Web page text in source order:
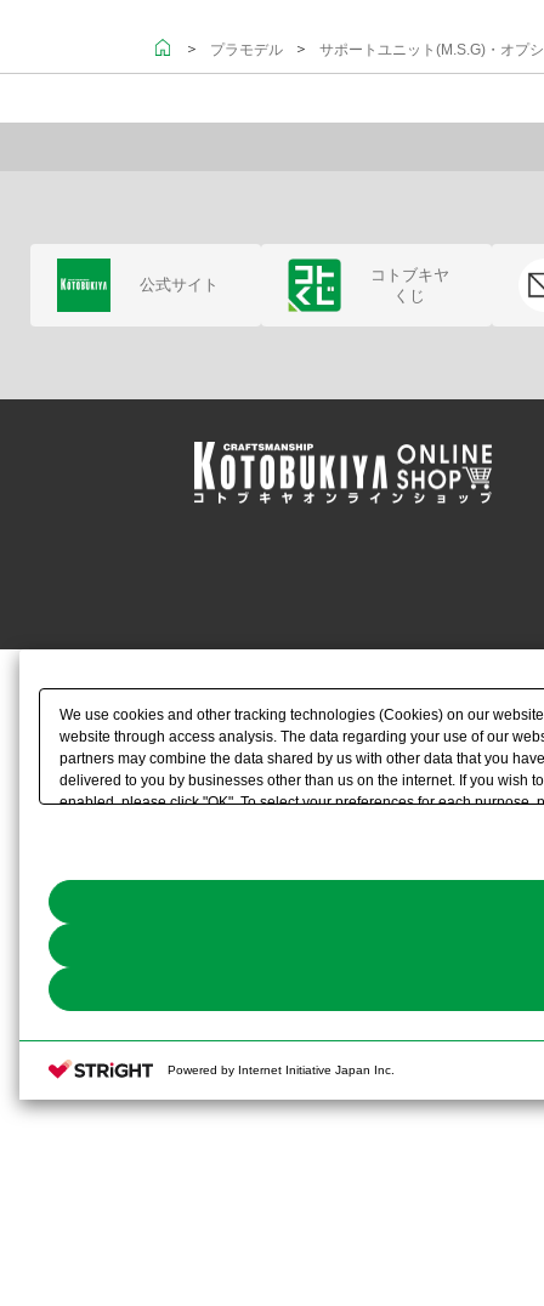
＞ プラモデル ＞ サポートユニット(M.S.G)・オプ
公式サイト
コトブキヤ
くじ
We use cookies and other tracking technologies (Cookies) on our
website through access analysis. The data regarding your use of our
partners may combine the data shared by us with other data that you
delivered to you by businesses other than us on the internet. If you wish
enabled, please click "OK". To select your preferences for each purpose,
Powered by Internet Initiative Japan Inc.